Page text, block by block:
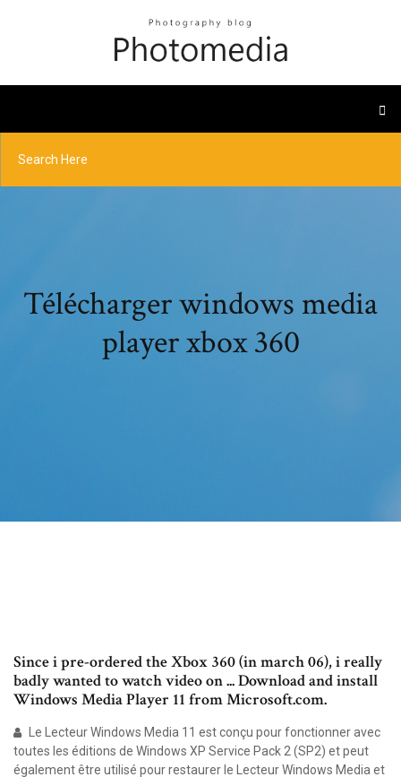
Télécharger windows media
player xbox 360
Since i pre-ordered the Xbox 360 (in march 06), i really
badly wanted to watch video on ... Download and install
Windows Media Player 11 from Microsoft.com.
Le Lecteur Windows Media 11 est conçu pour fonctionner avec
toutes les éditions de Windows XP Service Pack 2 (SP2) et peut
également être utilisé pour restaurer le Lecteur Windows Media et